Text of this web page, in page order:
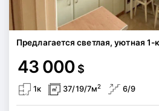
Предлагается светлая, уютная 1-
43 000 $
1к 37/19/7м2 6/9